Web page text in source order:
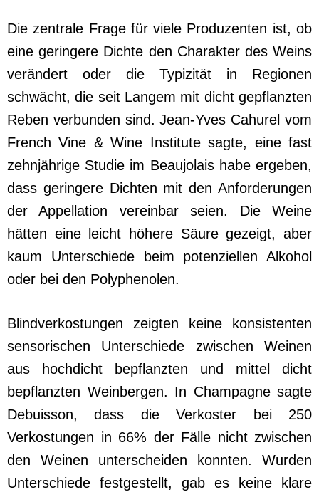
Die zentrale Frage für viele Produzenten ist, ob
eine geringere Dichte den Charakter des Weins
verändert oder die Typizität in Regionen
schwächt, die seit Langem mit dicht gepflanzten
Reben verbunden sind. Jean-Yves Cahurel vom
French Vine & Wine Institute sagte, eine fast
zehnjährige Studie im Beaujolais habe ergeben,
dass geringere Dichten mit den Anforderungen
der Appellation vereinbar seien. Die Weine
hätten eine leicht höhere Säure gezeigt, aber
kaum Unterschiede beim potenziellen Alkohol
oder bei den Polyphenolen.
Blindverkostungen zeigten keine konsistenten
sensorischen Unterschiede zwischen Weinen
aus hochdicht bepflanzten und mittel dicht
bepflanzten Weinbergen. In Champagne sagte
Debuisson, dass die Verkoster bei 250
Verkostungen in 66% der Fälle nicht zwischen
den Weinen unterscheiden konnten. Wurden
Unterschiede festgestellt, gab es keine klare